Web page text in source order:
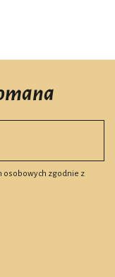
osobowych zgodnie z